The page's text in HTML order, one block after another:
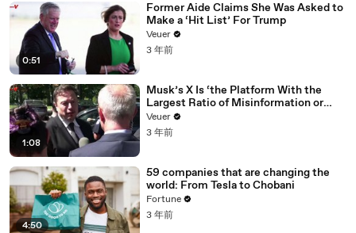
0:51
Former Aide Claims She Was Asked to
Make a ‘Hit List’ For Trump
Veuer
3 年前
1:08
Musk’s X Is ‘the Platform With the
Largest Ratio of Misinformation or
Disinformation’ Amongst All Social
Media Platforms
Veuer
3 年前
4:50
59 companies that are changing the
world: From Tesla to Chobani
Fortune
3 年前